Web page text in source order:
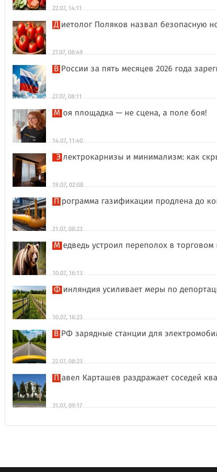
22.07, 14:11
Диетолог Поляков назвал безопасную
27.07, 08:49
В России за пять месяцев 2026 года
27.07, 08:11
Моя площадка — не сцена, а поле боя!
14.07, 11:40
Электрокарнизы и минимализм: как
19.07, 02:08
Программа газификации продлена до
21.07, 08:23
Медведь устроил переполох в
10.07, 16:13
Финляндия усиливает меры по
10.07, 16:23
В РФ зарядные станции для
22.07, 08:23
Павел Карташев раздражает соседей
31.07, 09:17